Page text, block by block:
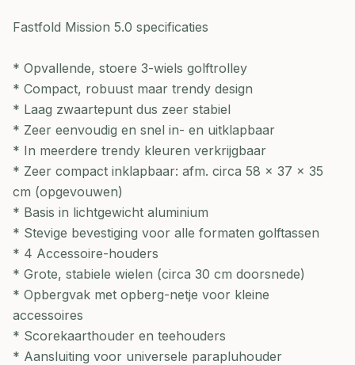
Fastfold Mission 5.0 specificaties
* Opvallende, stoere 3-wiels golftrolley
* Compact, robuust maar trendy design
* Laag zwaartepunt dus zeer stabiel
* Zeer eenvoudig en snel in- en uitklapbaar
* In meerdere trendy kleuren verkrijgbaar
* Zeer compact inklapbaar: afm. circa 58 x 37 x 35
cm (opgevouwen)
* Basis in lichtgewicht aluminium
* Stevige bevestiging voor alle formaten golftassen
* 4 Accessoire-houders
* Grote, stabiele wielen (circa 30 cm doorsnede)
* Opbergvak met opberg-netje voor kleine
accessoires
* Scorekaarthouder en teehouders
* Aansluiting voor universele parapluhouder